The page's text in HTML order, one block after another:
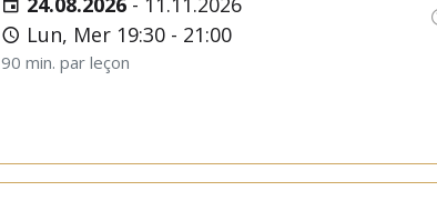
Lun, Mer 19:30 - 21:00
90 min. par leçon